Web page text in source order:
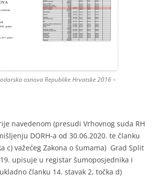
osnova Republike Hrvatske 2016 –
navedenom (presudi Vrhovnog suda RH
DORH-a od 30.06.2020. te članku
c) važećeg Zakona o šumama) Grad Split
upisuje u registar šumoposjednika i
članku 14. stavak 2, točka d)